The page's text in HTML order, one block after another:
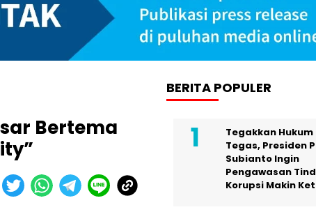
Bertema
BERITA POPULER
Tegakkan
Tegas, Presiden
Subianto Ingin
Pengawasan
Korupsi Makin